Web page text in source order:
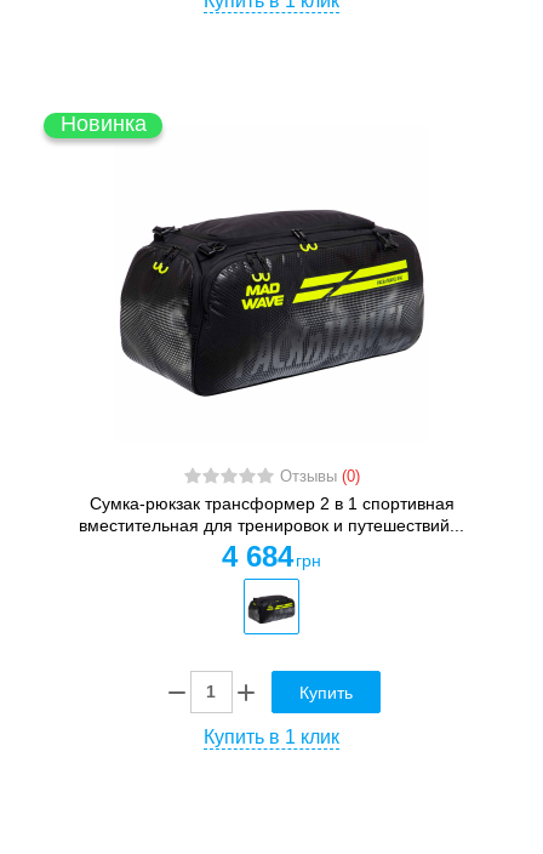
Новинка
Отзывы (0)
Сумка-рюкзак трансформер 2 в 1 спортивная
вместительная для тренировок и путешествий...
4 684 грн
Купить
Купить в 1 клик